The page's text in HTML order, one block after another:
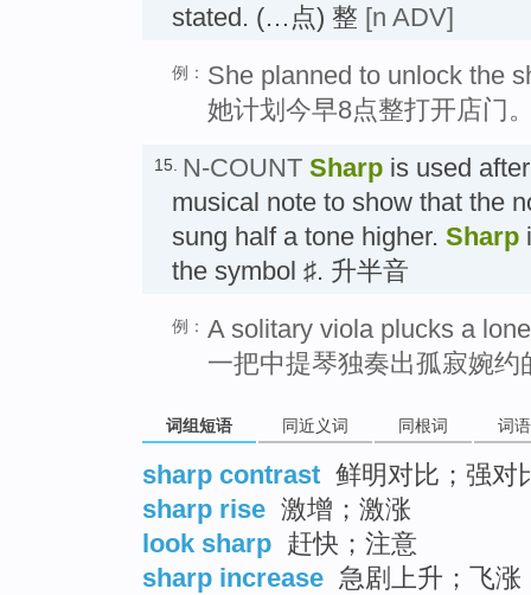
stated. (…点) 整 [n ADV]
例： She planned to unlock the
她计划今早8点整打开店门
15. N-COUNT Sharp is used
musical note to show that the
sung half a tone higher. Sharp
the symbol ♯. 升半音
例： A solitary viola plucks a
一把中提琴独奏出孤寂婉约
词组短语 同近义词 同根词 词
sharp contrast 鲜明对比；强对
sharp rise 激增；激涨
look sharp 赶快；注意
sharp increase 急剧上升；飞涨